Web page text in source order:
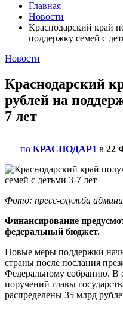
Главная
Новости
Краснодарский край
поддержку семей с
Новости
Краснодарский
рублей на
7 лет
по КРАСНОДАР1 в 22
Фото: пресс-служба
Финансирование
федеральный бюджет.
Новые меры поддержки
страны после послания
Федеральному собранию. В
поручений главы
распределены 35 млрд